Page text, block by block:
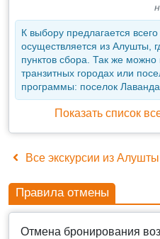
К выбору предлагается
осуществляется из Алушты,
пунктов сбора. Так же можно
транзитных городах или
программы: поселок Лаванда
Показать список
Все экскурсии из
Правила отмены
Отмена бронирования